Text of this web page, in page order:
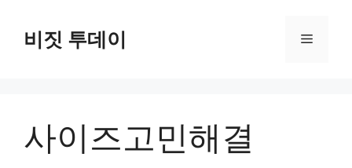
비짓 투데이 메
사이즈고민해결